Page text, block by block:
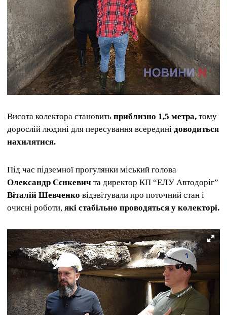
Висота колектора становить приблизно 1,5 метра, тому
дорослій людині для пересування всередині доводиться
нахилятися.
Під час підземної прогулянки міський голова
Олександр Сєнкевич та директор КП “ЕЛУ Автодоріг”
Віталій Шевченко відзвітували про поточний стан і
очисні роботи, які стабільно проводяться у колекторі.